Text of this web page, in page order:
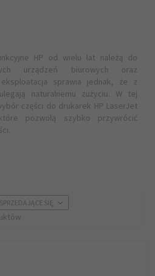
HP od wielu lat należą do
urządzeń biurowych oraz
eksploatacja sprawia jednak, że z
naturalnemu zużyciu. W tej
części do drukarek HP LaserJet
pozwolą szybko przywrócić
SIĘ